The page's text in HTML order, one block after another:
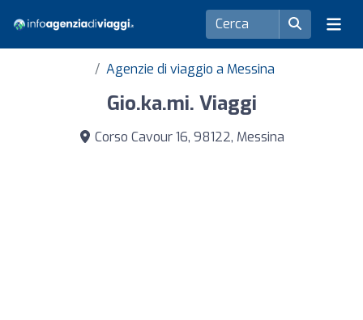
Agenzie di viaggio a Messina
Gio.ka.mi. Viaggi
Corso Cavour 16, 98122, Messina